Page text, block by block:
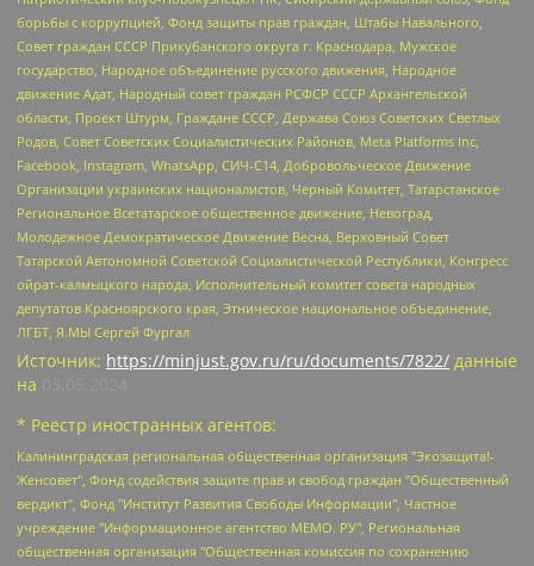
борьбы с коррупцией, Фонд защиты прав граждан, Штабы Навального,
Совет граждан СССР Прикубанского округа г. Краснодара, Мужское
государство, Народное объединение русского движения, Народное
движение Адат, Народный совет граждан РСФСР СССР Архангельской
области, Проект Штурм, Граждане СССР, Держава Союз Советских Светлых
Родов, Совет Советских Социалистических Районов, Meta Platforms Inc,
Facebook, Instagram, WhatsApp, СИЧ-С14, Добровольческое Движение
Организации украинских националистов, Черный Комитет, Татарстанское
Региональное Всетатарское общественное движение, Невоград,
Молодежное Демократическое Движение Весна, Верховный Совет
Татарской Автономной Советской Социалистической Республики, Конгресс
ойрат-калмыцкого народа, Исполнительный комитет совета народных
депутатов Красноярского края, Этническое национальное объединение,
ЛГБТ, Я.МЫ Сергей Фургал
Источник: https://minjust.gov.ru/ru/documents/7822/ данные
на
* Реестр иностранных агентов:
Калининградская региональная общественная организация "Экозащита!-Женсовет", Фонд содействия защите прав и свобод граждан "Общественный вердикт", Фонд "Институт Развития Свободы Информации", Частное учреждение "Информационное агентство МЕМО. РУ", Региональная общественная организация "Общественная комиссия по сохранению наследия академика Сахарова", Фонд поддержки свободы прессы, Санкт-Петербургская общественная правозащитная организация "Гражданский контроль", Межрегиональная общественная организация "Информационно-просветительский центр "Мемориал", Региональный Фонд "Центр Защиты Прав Средств Массовой Информации", с 05.12.2023 Фонд "Центр Защиты Прав Средств массовой информации", Региональная общественная благотворительная организация помощи беженцам и мигрантам "Гражданское содействие", Негосударственное образовательное учреждение дополнительного профессионального образования (повышение квалификации) специалистов "АКАДЕМИЯ ПО ПРАВАМ ЧЕЛОВЕКА", Свердловская региональная общественная организация "Сутяжник", Автономная некоммерческая организация "Центр независимых социологических исследований", Союз общественных объединений "Российский исследовательский центр по правам человека", Региональное общественное учреждение научно-информационный центр "МЕМОРИАЛ", Некоммерческая организация "Фонд защиты гласности", Автономная некоммерческая организация "Институт прав человека", Городская общественная организация "Екатеринбургское общество "МЕМОРИАЛ", Городская общественная организация "Рязанское историко-просветительское и правозащитное общество "Мемориал" (Рязанский Мемориал), Челябинский региональный орган общественной самодеятельности – женское общественное объединение "Женщины Евразии", Челябинский региональный орган общественной самодеятельности "Уральская правозащитная группа", Фонд содействия защите здоровья и социальной справедливости имени Андрея Рылькова, Автономная Некоммерческая Организация "Аналитический Центр Юрия Левады", Автономная некоммерческая организация социальной поддержки населения "Проект Апрель", Региональная общественная организация помощи женщинам и детям, находящимся в кризисной ситуации "Информационно-методический центр "Анна", Фонд содействия развитию массовых коммуникаций и правовому просвещению "Так-так-Так", Фонд содействия устойчивому развитию "Серебряная тайга", Свердловский региональный общественный фонд социальных проектов "Новое время", "Idel.Реалии", Кавказ.Реалии, Крым.Реалии, Телеканал Настоящее Время, Татаро-башкирская служба Радио Свобода (Azatliq Radiosi), Радио Свободная Европа/Радио Свобода (PCE/PC), "Сибирь.Реалии", "Фактограф", Благотворительный фонд помощи осужденным и их семьям, Автономная некоммерческая организация "Институт глобализации и социальных движений", Фонд "В защиту прав заключенных", Частное учреждение "Центр поддержки и содействия развитию средств массовой информации", Пензенский региональный общественный благотворительный фонд "Гражданский союз", "Север.Реалии", Некоммерческая организация Фонд "Правовая инициатива", Общество с ограниченной ответственностью "Радио Свободная Европа/Радио Свобода", Чешское информационное агентство "MEDIUM-ORIENT", Красноярская региональная общественная организация "Мы против СПИДа", Камалягин Денис Николаевич, Маркелов Сергей Евгеньевич, Пономарев Лев Александрович, Савицкая Людмила Алексеевна, Автономная некоммерческая организация "Центр по работе с проблемой насилия "НАСИЛИЮ.НЕТ", Межрегиональный профессиональный союз работников здравоохранения "Альянс врачей", Юридическое лицо, зарегистрированное в Латвийской Республике, SIA "Medusa Project" (регистрационный номер 40103797863, дата регистрации 10.06.2014), Некоммерческая организация "Фонд по борьбе с коррупцией", Автономная некоммерческая организация "Институт права и публичной политики", Баданин Роман Сергеевич, Гликин Максим Александрович, Железнова Мария Михайловна, Лукьянова Юлия Сергеевна, Маетная Елизавета Витальевна, Маняхин Петр Борисович, Чуракова Ольга Владимировна, Ярош Юлия Петровна, Юридическое лицо "The Insider SIA", зарегистрированное в Риге, Латвийская Республика (дата регистрации 26.06.2015), являющееся администратором доменного имени интернет-издания "The Insider SIA", https://theins.ru, Постернак Алексей Евгеньевич, Рубин Михаил Аркадьевич, Анин Роман Александрович, Юридическое лицо Istories fonds, зарегистрированное в Латвийской Республике (регистрационный номер 50008295751, дата регистрации 24.02.2020), Великовский Дмитрий Александрович, Долинина Ирина Николаевна, Мароховская Алеся Алексеевна, Шлейнов Роман Юрьевич, Шмагун Олеся Валентиновна, Общество с ограниченной ответственностью "Альтаир 2021", Общество с ограниченной ответственностью "Вега 2021", Общество с ограниченной ответственностью "Главный редактор 2021", Общество с ограниченной ответственностью "Ромашки монолит", Важенков Артем Валерьевич, Ивановская областная общественная организация "Центр гендерных исследований", Гурман Юрий Альбертович, Медиапроект "ОВД-Инфо", Егоров Владимир Владимирович, Жилинский Владимир Александрович, Общество с ограниченной ответственностью "ЗП", Иванова София Юрьевна, Карезина Инна Павловна, Кильтау Екатерина Викторовна, Петров Алексей Викторович, Пискунов Сергей Евгеньевич, Смирнов Сергей Сергеевич, Тихонов Михаил Сергеевич, Общество с ограниченной ответственностью "ЖУРНАЛИСТ-ИНОСТРАННЫЙ АГЕНТ", Арапова Галина Юрьевна, Вольтская Татьяна Анатольевна, Американская компания "Mason G.E.S. Anonymous Foundation" (США), являющаяся владельцем интернет-издания https://mnews.world/, Компания "Stichting Bellingcat", зарегистрированная в Нидерландах (дата регистрации 11.07.2018), Захаров Андрей Вячеславович, Клепиковская Екатерина Дмитриевна, Общество с ограниченной ответственностью "МЕМО", Перл Роман Александрович, Симонов Евгений Алексеевич, Соловьева Елена Анатольевна, Сотников Даниил Владимирович, Сурначева Елизавета Дмитриевна, Автономная некоммерческая организация по защите прав человека и информированию населения "Якутия – Наше Мнение", Общество с ограниченной ответственностью "Москоу диджитал медиа", с 26.01.2023 Общество с ограниченной ответственностью "Чайка Белые сады", Ветошкина Валерия Валерьевна, Заговора Максим Александрович, Межрегиональное общественное движение "Российская ЛГБТ - сеть", Оленичев Максим Владимирович, Павлов Иван Юрьевич, Скворцова Елена Сергеевна, Общество с ограниченной ответственностью "Как бы инагент", Кочетков Игорь Викторович, Общество с ограниченной ответственностью "Честные выборы", Еланчик Олег Александрович, Общество с ограниченной ответственностью "Нобелевский призыв", Гималова Регина Эмилевна, Григорьев Андрей Валерьевич, Григорьева Алина Александровна, Ассоциация по содействию защите прав призывников, альтернативнослужащих и военнослужащих "Правозащитная группа "Гражданин.Армия.Право", Хисамова Регина Фаритовна, Автономная некоммерческая организация по реализации социально-правовых программ "Лилит", Дальневосточное общественное движение "Маяк", Санкт-Петербургская ЛГБТ-инициативная группа "Выход", Инициативная группа ЛГБТ+ "Реверс", Алексеев Андрей Викторович, Бекбулатова Таисия Львовна, Беляев Иван Михайлович, Владыкина Елена Сергеевна, Гельман Марат Александрович, Никульшина Вероника Юрьевна, Толоконникова Надежда Андреевна, Шендерович Виктор Анатольевич, Общество с ограниченной ответственностью "Данное сообщение", Общество с ограниченной ответственностью Издательский дом "Новая глава", Айнбиндер Александра Александровна, Московский комьюнити-центр для ЛГБТ+инициатив, Благотворительный фонд развития филантропии, Deutsche Welle (Германия, Kurt-Schumacher-Strasse 3, 53113 Bonn), Борзунова Мария Михайловна, Воробьев Виктор Викторович, Голубева Анна Львовна, Константинова Алла Михайловна, Малкова Ирина Владимировна, Мурадов Мурад Абдулгалимович, Осетинская Елизавета Николаевна, Понасенков Евгений Николаевич, Ганапольский Матвей Юрьевич, Киселев Евгений Алексеевич, Борухович Ирина Григорьевна, Дремин Иван Тимофеевич, Дубровский Дмитрий Викторович, Красноярская региональная общественная организация поддержки и развития альтернативных образовательных технологий и межкультурных коммуникаций "ИНТЕРРА", Маяковская Екатерина Алексеевна, Фейгин Марк Захарович, Филимонов Андрей Викторович, Дзугкоева Регина Николаевна, Доброхотов Роман Александрович, Дудь Юрий Александрович, Елкин Сергей Владимирович, Кругликов Кирилл Игоревич, Сабунаева Мария Леонидовна, Семенов Алексей Владимирович, Шаинян Карен Багратович, Шульман Екатерина Михайловна, Асафьев Артур Валерьевич, Вахштайн Виктор Семенович, Венедиктов Алексей Алексеевич, Лушникова Екатерина Евгеньевна, Волков Леонид Михайлович, Невзоров Александр Глебович, Пархоменко Сергей Борисович, Сироткин Ярослав Николаевич, Кара-Мурза Владимир Владимирович, Баранова Наталья Владимировна, Гозман Леонид Яковлевич, Кагарлицкий Борис Юльевич, Климарев Михаил Валерьевич, Милов Владимир Станиславович, Автономная некоммерческая организация Краснодарский центр современного искусства "Типография", Моргенштерн Алишер Тагирович, Соболь Любовь Эдуардовна, Общество с ограниченной ответственностью "ЛИЗА НОРМ", Каспаров Гарри Кимович, Ходорковский Михаил Борисович, Общество с ограниченной ответственностью "Апрельские тезисы", Данилович Ирина Брониславовна, Кашин Олег Владимирович, Петров Николай Владимирович, Пивоваров Алексей Владимирович, Соколов Михаил Владимирович, Цветкова Юлия Владимировна, Чичваркин Евгений Александрович, Комитет против пыток/Команда против пыток, Общество с ограниченной ответственностью "Первый научный", Общество с ограниченной ответственностью "Вертолет и ко", Белоцерковская Вероника Борисовна, Кац Максим Евгеньевич, Лазарева Татьяна Юрьевна, Шаведдинов Руслан Табризович, Яшин Илья Валерьевич, Общество с ограниченной ответственностью "Иноагент ААВ", Алешковский Дмитрий Петрович, Альбац Евгения Марковна, Быков Дмитрий Львович, Галямина Юлия Евгеньевна, Лойко Сергей Леонидович, Мартынов Кирилл Константинович, Медведев Сергей Александрович, Крашенинников Федор Геннадиевич, Гордеева Катерина Вл